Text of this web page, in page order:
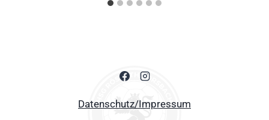
Datenschutz/Impressum